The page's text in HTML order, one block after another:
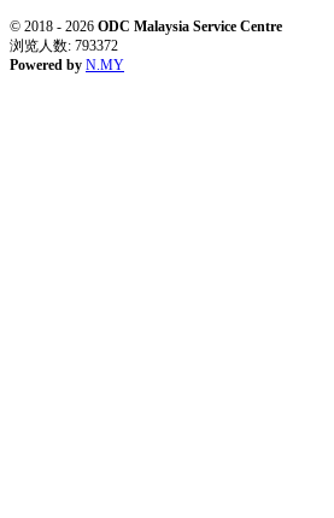
© 2018 - 2026 ODC Malaysia Service Centre
浏览人数: 793372
Powered by N.MY